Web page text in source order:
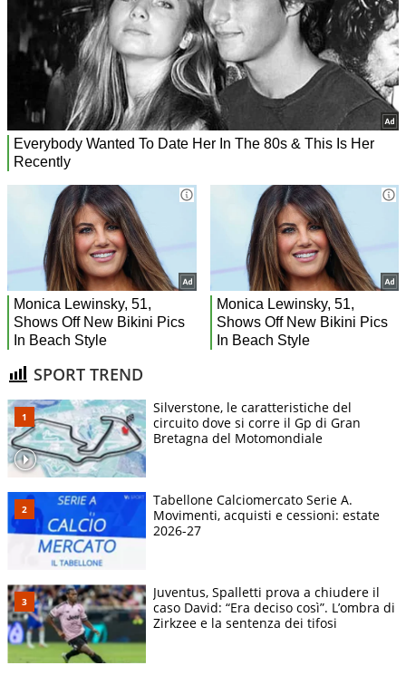
SPORT TREND
Silverstone, le caratteristiche del
circuito dove si corre il Gp di Gran
Bretagna del Motomondiale
Tabellone Calciomercato Serie A.
Movimenti, acquisti e cessioni: estate
2026-27
Juventus, Spalletti prova a chiudere il
caso David: “Era deciso così”. L’ombra di
Zirkzee e la sentenza dei tifosi